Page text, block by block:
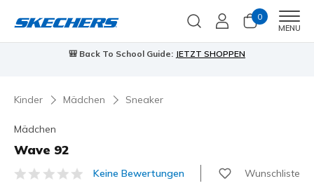
0
MENU
🎒 Back To School Guide: JETZT SHOPPEN
Kinder Mädchen Sneaker
Mädchen
Wave 92
3,8 von 5 Kundenbewertungen
Keine Bewertungen Wunschliste